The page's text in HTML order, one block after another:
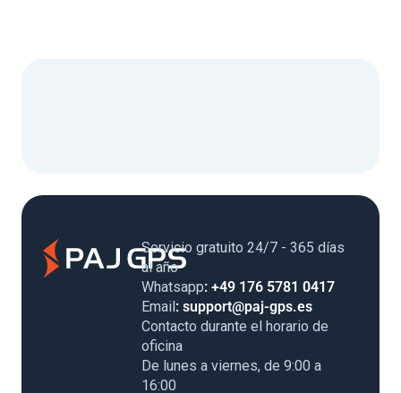
Servicio gratuito 24/7 - 365 días al
año
Whatsapp: +49 176 5781 0417
Email: support@paj-gps.es
Contacto durante el horario de
oficina
De lunes a viernes, de 9:00 a